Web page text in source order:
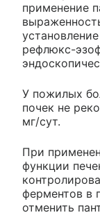
применение
рефлюкс-
У пожилых
почек не
мг/сут.
При
функции
ферментов в
отменить